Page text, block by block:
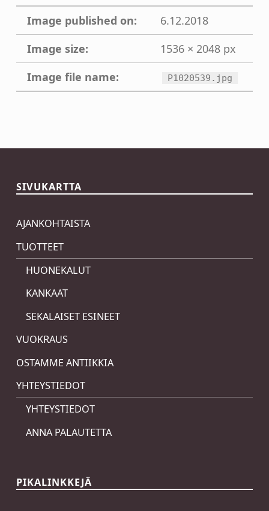
Image published on:
6.12.2018
Image size:
1536 × 2048 px
Image file name:
P1020539.jpg
SIVUKARTTA
AJANKOHTAISTA
TUOTTEET
HUONEKALUT
KANKAAT
SEKALAISET ESINEET
VUOKRAUS
OSTAMME ANTIIKKIA
YHTEYSTIEDOT
YHTEYSTIEDOT
ANNA PALAUTETTA
PIKALINKKEJÄ